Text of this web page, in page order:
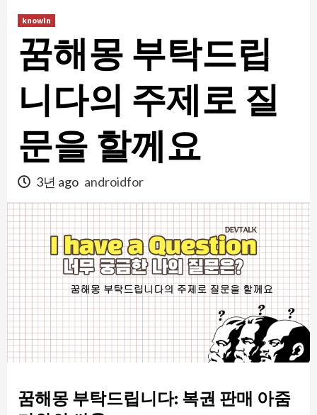
knowIn
꿈해몽 부탁드립
니다의 주제로 질
문을 할께요
3년 ago androidfor
꿈해몽 부탁드립니다: 복권 판매 아줌